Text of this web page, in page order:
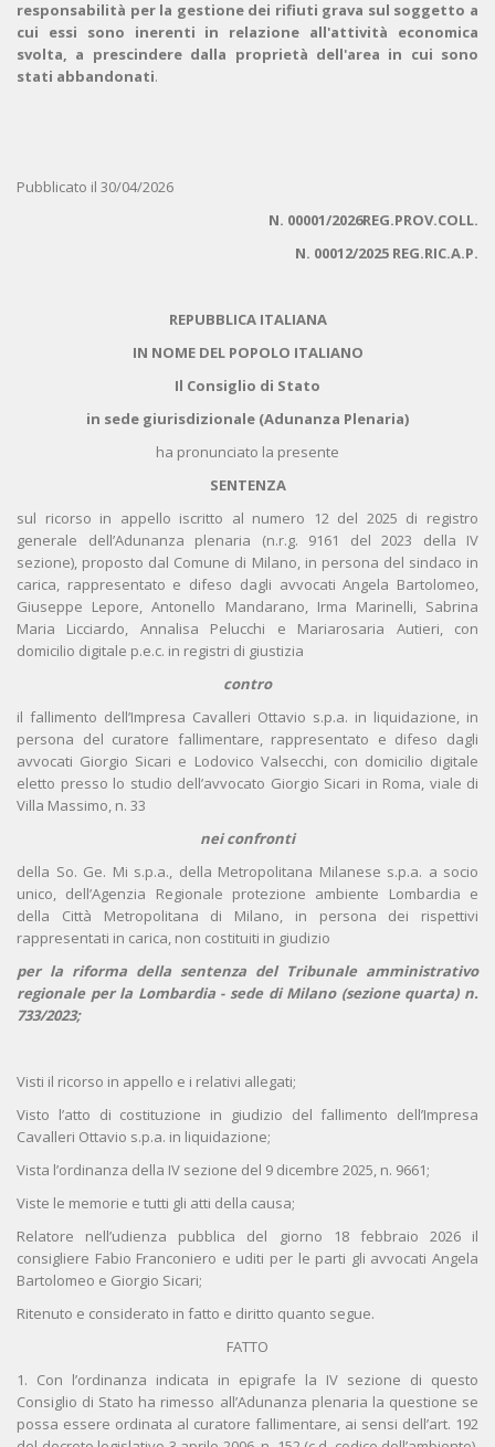
responsabilità per la gestione dei rifiuti grava sul soggetto a
cui essi sono inerenti in relazione all'attività economica
svolta, a prescindere dalla proprietà dell'area in cui sono
stati abbandonati.
Pubblicato il 30/04/2026
N. 00001/2026REG.PROV.COLL.
N. 00012/2025 REG.RIC.A.P.
REPUBBLICA ITALIANA
IN NOME DEL POPOLO ITALIANO
Il Consiglio di Stato
in sede giurisdizionale (Adunanza Plenaria)
ha pronunciato la presente
SENTENZA
sul ricorso in appello iscritto al numero 12 del 2025 di registro
generale dell’Adunanza plenaria (n.r.g. 9161 del 2023 della IV
sezione), proposto dal Comune di Milano, in persona del sindaco in
carica, rappresentato e difeso dagli avvocati Angela Bartolomeo,
Giuseppe Lepore, Antonello Mandarano, Irma Marinelli, Sabrina
Maria Licciardo, Annalisa Pelucchi e Mariarosaria Autieri, con
domicilio digitale p.e.c. in registri di giustizia
contro
il fallimento dell’Impresa Cavalleri Ottavio s.p.a. in liquidazione, in
persona del curatore fallimentare, rappresentato e difeso dagli
avvocati Giorgio Sicari e Lodovico Valsecchi, con domicilio digitale
eletto presso lo studio dell’avvocato Giorgio Sicari in Roma, viale di
Villa Massimo, n. 33
nei confronti
della So. Ge. Mi s.p.a., della Metropolitana Milanese s.p.a. a socio
unico, dell’Agenzia Regionale protezione ambiente Lombardia e
della Città Metropolitana di Milano, in persona dei rispettivi
rappresentati in carica, non costituiti in giudizio
per la riforma della sentenza del Tribunale amministrativo
regionale per la Lombardia - sede di Milano (sezione quarta) n.
733/2023;
Visti il ricorso in appello e i relativi allegati;
Visto l’atto di costituzione in giudizio del fallimento dell’Impresa
Cavalleri Ottavio s.p.a. in liquidazione;
Vista l’ordinanza della IV sezione del 9 dicembre 2025, n. 9661;
Viste le memorie e tutti gli atti della causa;
Relatore nell’udienza pubblica del giorno 18 febbraio 2026 il
consigliere Fabio Franconiero e uditi per le parti gli avvocati Angela
Bartolomeo e Giorgio Sicari;
Ritenuto e considerato in fatto e diritto quanto segue.
FATTO
1. Con l’ordinanza indicata in epigrafe la IV sezione di questo
Consiglio di Stato ha rimesso all’Adunanza plenaria la questione se
possa essere ordinata al curatore fallimentare, ai sensi dell’art. 192